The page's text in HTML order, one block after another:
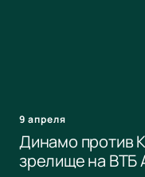
9 апреля
Динамо против
зрелище на ВТБ